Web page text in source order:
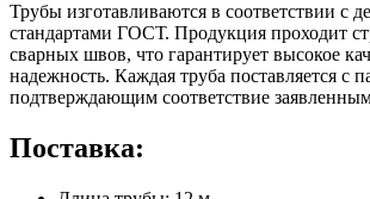
Трубы изготавливаются в соответствии с
стандартами ГОСТ. Продукция проходит
сварных швов, что гарантирует высокое
надежность. Каждая труба поставляется с
подтверждающим соответствие
Поставка: